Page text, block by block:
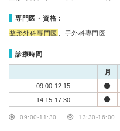
専門医・資格：
整形外科専門医 、手外科専門医
診療時間
月
09:00-12:15
14:15-17:30
09:00-11:30 13:30-16:00